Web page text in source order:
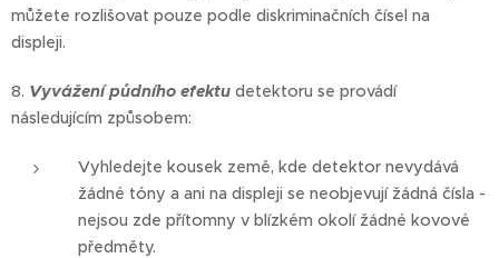
můžete rozlišovat pouze podle diskriminačních čísel na
displeji.
8. Vyvážení půdního efektu detektoru se provádí
následujícím způsobem:
Vyhledejte kousek země, kde detektor nevydává
žádné tóny a ani na displeji se neobjevují žádná čísla -
nejsou zde přítomny v blízkém okolí žádné kovové
předměty.